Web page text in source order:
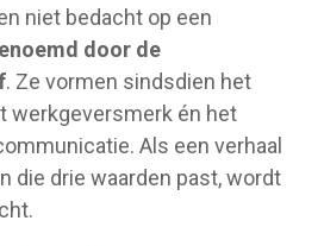
niet bedacht op een
door de
. Ze vormen sindsdien het
werkgeversmerk én het
Als een verhaal
die drie waarden past, wordt